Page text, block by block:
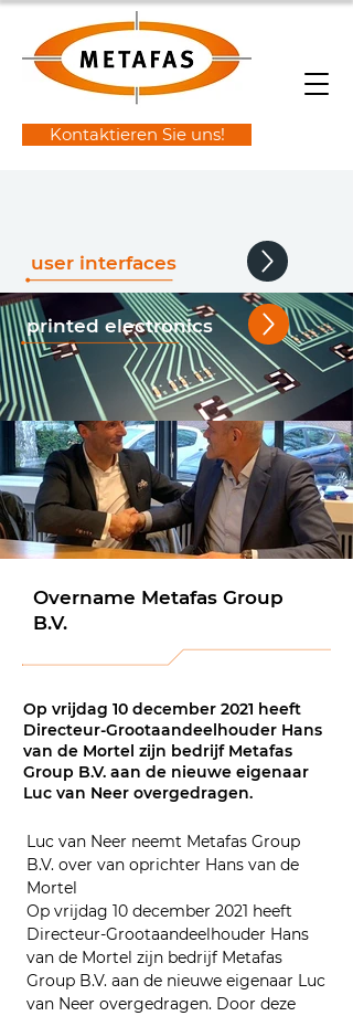
Kontaktieren Sie uns!
user interfaces
printed electronics
Overname Metafas Group
B.V.
Op vrijdag 10 december 2021 heeft
Directeur-Grootaandeelhouder Hans
van de Mortel zijn bedrijf Metafas
Group B.V. aan de nieuwe eigenaar
Luc van Neer overgedragen.
Luc van Neer neemt Metafas Group
B.V. over van oprichter Hans van de
Mortel
Op vrijdag 10 december 2021 heeft
Directeur-Grootaandeelhouder Hans
van de Mortel zijn bedrijf Metafas
Group B.V. aan de nieuwe eigenaar Luc
van Neer overgedragen. Door deze